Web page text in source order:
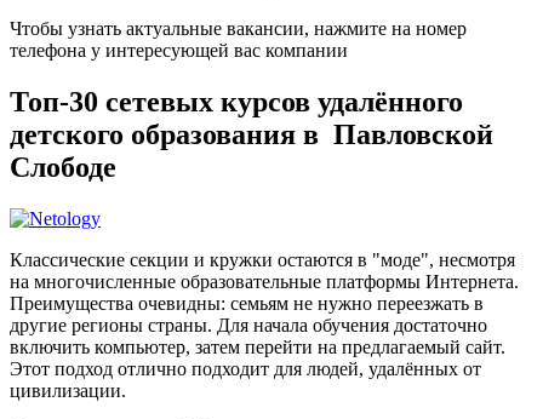
Чтобы узнать актуальные вакансии, нажмите на номер
телефона у интересующей вас компании
Топ-30 сетевых курсов удалённого
детского образования в Павловской
Слободе
Классические секции и кружки остаются в "моде", несмотря
на многочисленные образовательные платформы Интернета.
Преимущества очевидны: семьям не нужно переезжать в
другие регионы страны. Для начала обучения достаточно
включить компьютер, затем перейти на предлагаемый сайт.
Этот подход отлично подходит для людей, удалённых от
цивилизации.